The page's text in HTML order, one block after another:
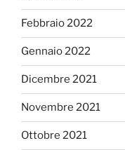
Febbraio 2022
Gennaio 2022
Dicembre 2021
Novembre 2021
Ottobre 2021